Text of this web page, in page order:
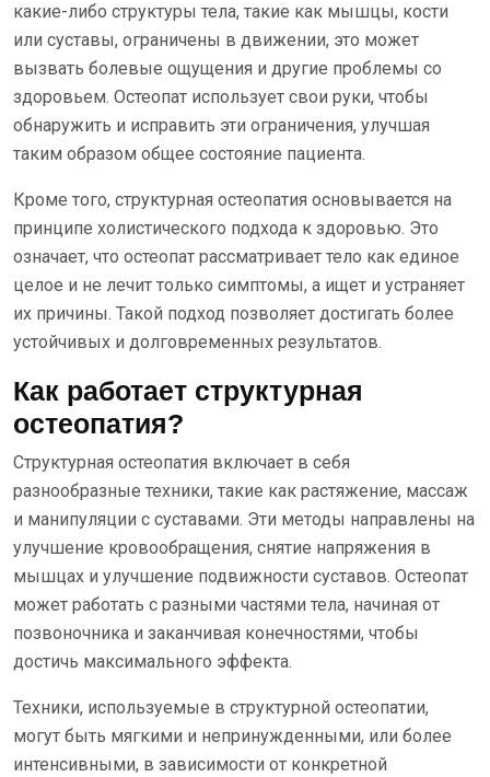
какие-либо структуры тела, такие как мышцы, кости
или суставы, ограничены в движении, это может
вызвать болевые ощущения и другие проблемы со
здоровьем. Остеопат использует свои руки, чтобы
обнаружить и исправить эти ограничения, улучшая
таким образом общее состояние пациента.
Кроме того, структурная остеопатия основывается на
принципе холистического подхода к здоровью. Это
означает, что остеопат рассматривает тело как единое
целое и не лечит только симптомы, а ищет и устраняет
их причины. Такой подход позволяет достигать более
устойчивых и долговременных результатов.
Как работает структурная
остеопатия?
Структурная остеопатия включает в себя
разнообразные техники, такие как растяжение, массаж
и манипуляции с суставами. Эти методы направлены на
улучшение кровообращения, снятие напряжения в
мышцах и улучшение подвижности суставов. Остеопат
может работать с разными частями тела, начиная от
позвоночника и заканчивая конечностями, чтобы
достичь максимального эффекта.
Техники, используемые в структурной остеопатии,
могут быть мягкими и непринужденными, или более
интенсивными, в зависимости от конкретной